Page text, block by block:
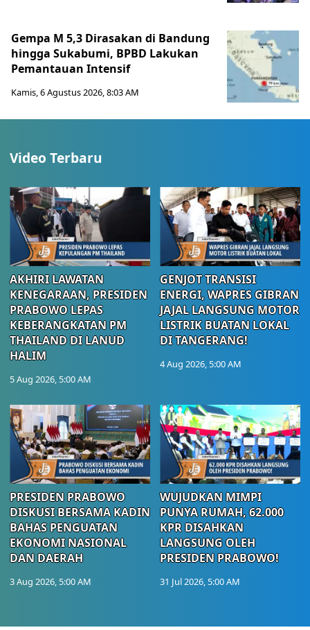
Gempa M 5,3 Dirasakan di Bandung
hingga Sukabumi, BPBD Lakukan
Pemantauan Intensif
Kamis, 6 Agustus 2026, 8:03 AM
Video Terbaru
AKHIRI LAWATAN
KENEGARAAN, PRESIDEN
PRABOWO LEPAS
KEBERANGKATAN PM
THAILAND DI LANUD
HALIM
5 Aug 2026, 5:00 AM
GENJOT TRANSISI
ENERGI, WAPRES GIBRAN
JAJAL LANGSUNG MOTOR
LISTRIK BUATAN LOKAL
DI TANGERANG!
4 Aug 2026, 5:00 AM
PRESIDEN PRABOWO
DISKUSI BERSAMA KADIN
BAHAS PENGUATAN
EKONOMI NASIONAL
DAN DAERAH
3 Aug 2026, 5:00 AM
WUJUDKAN MIMPI
PUNYA RUMAH, 62.000
KPR DISAHKAN
LANGSUNG OLEH
PRESIDEN PRABOWO!
31 Jul 2026, 5:00 AM